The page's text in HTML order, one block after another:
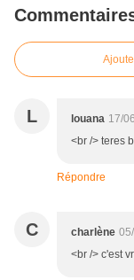
L louana 17/
<br /> teres
Répondre
C charlène
<br /> c'est